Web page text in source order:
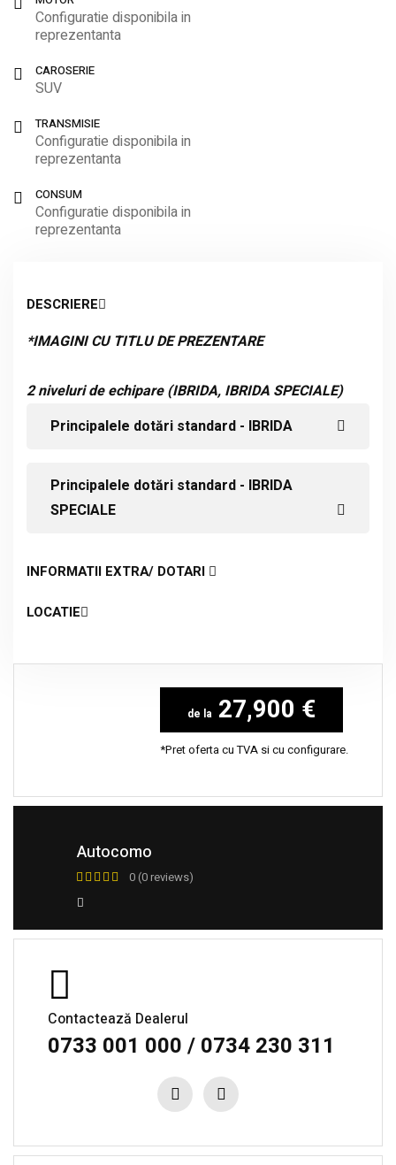
Configuratie disponibila in
reprezentanta
CAROSERIE
SUV
TRANSMISIE
Configuratie disponibila in
reprezentanta
CONSUM
Configuratie disponibila in
reprezentanta
DESCRIERE
*IMAGINI CU TITLU DE PREZENTARE
2 niveluri de echipare (IBRIDA, IBRIDA SPECIALE)
Principalele dotări standard - IBRIDA
Principalele dotări standard - IBRIDA
SPECIALE
INFORMATII EXTRA/ DOTARI
LOCATIE
27,900 €
*Pret oferta cu TVA si cu configurare.
Autocomo
0 (0 reviews)
Contactează Dealerul
0733 001 000 / 0734 230 311